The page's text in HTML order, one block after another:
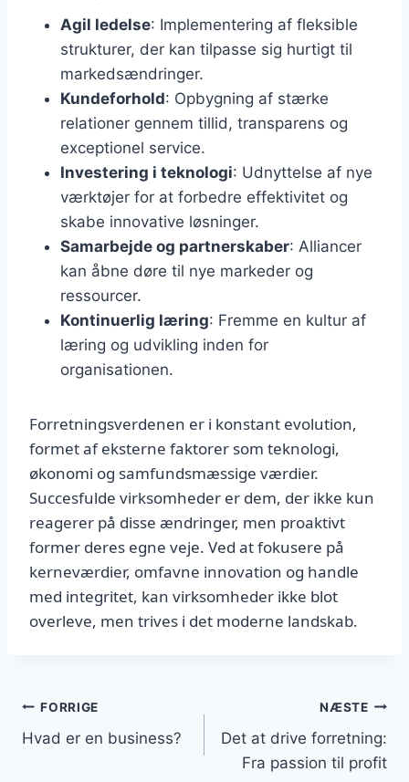
Agil ledelse: Implementering af fleksible
strukturer, der kan tilpasse sig hurtigt til
markedsændringer.
Kundeforhold: Opbygning af stærke
relationer gennem tillid, transparens og
exceptionel service.
Investering i teknologi: Udnyttelse af nye
værktøjer for at forbedre effektivitet og
skabe innovative løsninger.
Samarbejde og partnerskaber: Alliancer
kan åbne døre til nye markeder og
ressourcer.
Kontinuerlig læring: Fremme en kultur af
læring og udvikling inden for
organisationen.
Forretningsverdenen er i konstant evolution,
formet af eksterne faktorer som teknologi,
økonomi og samfundsmæssige værdier.
Succesfulde virksomheder er dem, der ikke kun
reagerer på disse ændringer, men proaktivt
former deres egne veje. Ved at fokusere på
kerneværdier, omfavne innovation og handle
med integritet, kan virksomheder ikke blot
overleve, men trives i det moderne landskab.
Indlægsnavigation
FORRIGE
Hvad er en business?
NÆSTE
Det at drive forretning:
Fra passion til profit